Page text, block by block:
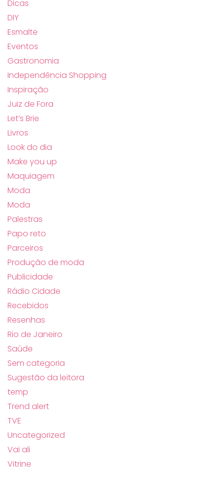
Dicas
DIY
Esmalte
Eventos
Gastronomia
Independência Shopping
Inspiração
Juiz de Fora
Let’s Brie
Livros
Look do dia
Make you up
Maquiagem
Moda
Moda
Palestras
Papo reto
Parceiros
Produção de moda
Publicidade
Rádio Cidade
Recebidos
Resenhas
Rio de Janeiro
Saúde
Sem categoria
Sugestão da leitora
temp
Trend alert
TVE
Uncategorized
Vai ali
Vitrine